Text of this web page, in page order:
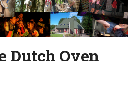
Dutch Oven